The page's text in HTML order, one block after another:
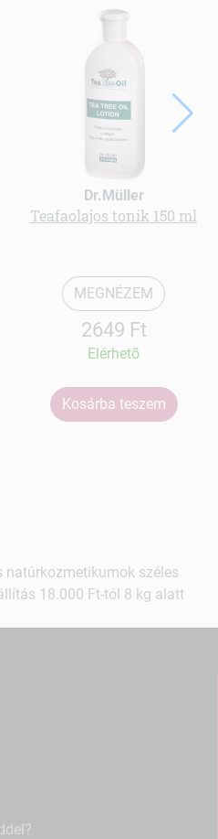
Dr.Müller
Teafaolajos tonik 150 ml
MEGNÉZEM
2649 Ft
Elérhetõ
Kosárba teszem
natúrkozmetikumok széles
18.000 Ft-tól 8 kg alatt